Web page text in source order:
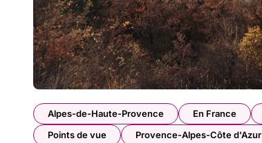
Alpes-de-Haute-Provence En France
Points de vue
Provence-Alpes-Côte d'Azur